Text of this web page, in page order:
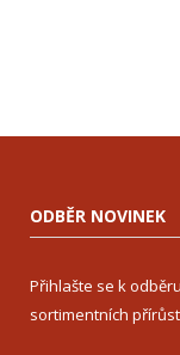
ODBĚR NOVINEK
Přihlašte se k
sortimentních